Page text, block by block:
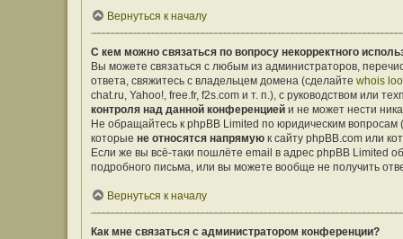
Вернуться к началу
С кем можно связаться по вопросу некорректного
Вы можете связаться с любым из администраторов,
ответа, свяжитесь с владельцем домена (сделайте whois
chat.ru, Yahoo!, free.fr, f2s.com и т. п.), с руководством или
контроля над данной конференцией и не может нести
Не обращайтесь к phpBB Limited по юридическим вопросам
которые не относятся напрямую к сайту phpBB.com или
Если же вы всё-таки пошлёте email в адрес phpBB Limited
подробного письма, или вы можете вообще не получить
Вернуться к началу
Как мне связаться с администратором конференции?